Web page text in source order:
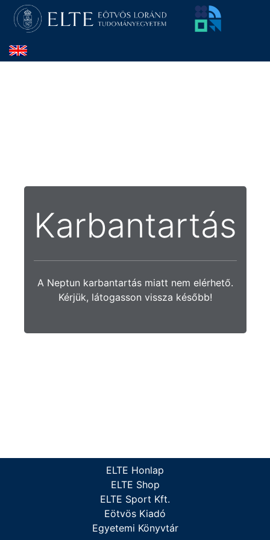
Karbantartás
A Neptun karbantartás miatt nem elérhető.
Kérjük, látogasson vissza később!
ELTE Honlap
ELTE Shop
ELTE Sport Kft.
Eötvös Kiadó
Egyetemi Könyvtár